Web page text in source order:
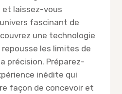
et laissez-vous
fascinant de
une technologie
les limites de
précision. Préparez-
inédite qui
façon de concevoir et